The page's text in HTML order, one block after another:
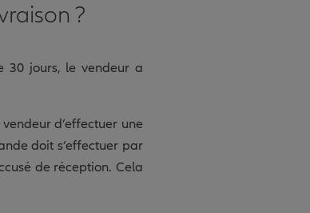
?
30 jours, le vendeur a
d’effectuer une
doit s’effectuer par
de réception. Cela